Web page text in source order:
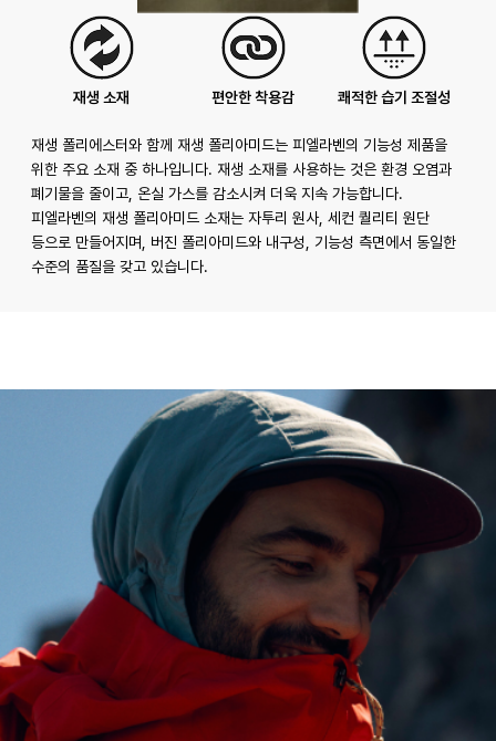
재생 소재 편안한 착용감 쾌적한 습기 조절성
재생 폴리에스터와 함께 재생 폴리아미드는 피엘라벤의 기능성 제품을
위한 주요 소재 중 하나입니다. 재생 소재를 사용하는 것은 환경 오염과
폐기물을 줄이고, 온실 가스를 감소시켜 더욱 지속 가능합니다.
피엘라벤의 재생 폴리아미드 소재는 자투리 원사, 세컨 퀄리티 원단
등으로 만들어지며, 버진 폴리아미드와 내구성, 기능성 측면에서 동일한
수준의 품질을 갖고 있습니다.